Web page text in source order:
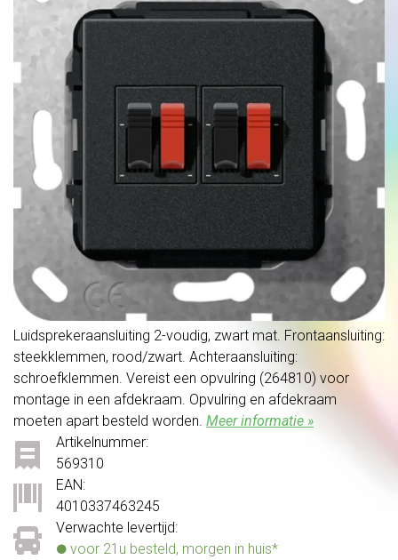
Luidsprekeraansluiting 2-voudig, zwart mat. Frontaansluiting:
steekklemmen, rood/zwart. Achteraansluiting:
schroefklemmen. Vereist een opvulring (264810) voor
montage in een afdekraam. Opvulring en afdekraam
moeten apart besteld worden. Meer informatie »
Verwachte levertijd:
voor 21u besteld, morgen in huis*
Artikelnummer:
569310
EAN:
4010337463245